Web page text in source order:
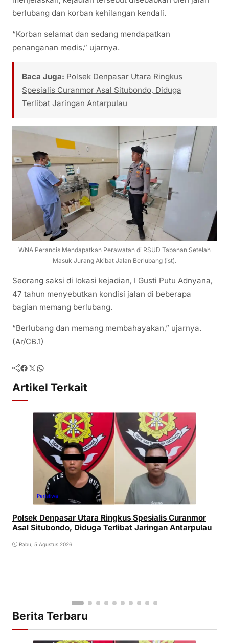
berlubang dan korban kehilangan kendali.
“Korban selamat dan sedang mendapatkan
penanganan medis,” ujarnya.
Baca Juga: Polsek Denpasar Utara Ringkus
Spesialis Curanmor Asal Situbondo, Diduga
Terlibat Jaringan Antarpulau
WNA Perancis Mendapatkan Perawatan di RSUD Tabanan Setelah
Masuk Jurang Akibat Jalan Berlubang (ist).
Seorang saksi di lokasi kejadian, I Gusti Putu Adnyana,
47 tahun menyebutkan kondisi jalan di beberapa
bagian memang berlubang.
“Berlubang dan memang membahayakan,” ujarnya.
(Ar/CB.1)
Facebook Twitter WhatsApp
Artikel Terkait
Peristiwa
Polsek Denpasar Utara Ringkus Spesialis Curanmor
Asal Situbondo, Diduga Terlibat Jaringan Antarpulau
Rabu, 5 Agustus 2026
Berita Terbaru